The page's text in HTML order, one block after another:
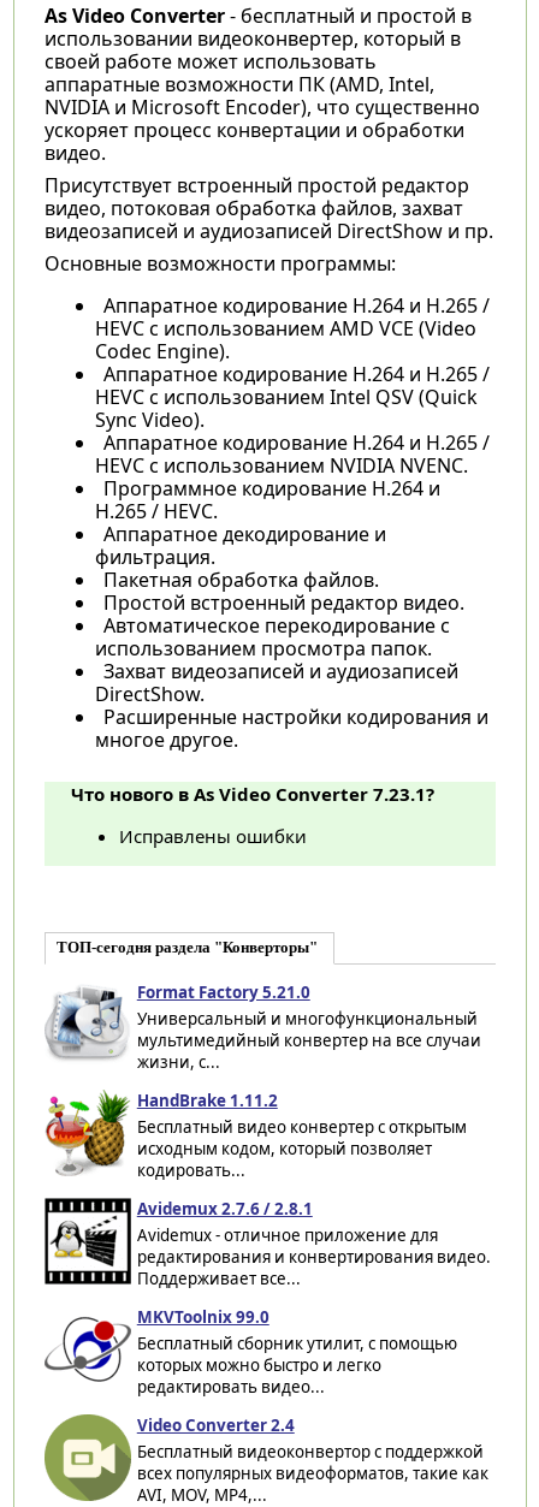
As Video Converter- бесплатный и простой в
использовании видеоконвертер, который в
своей работе может использовать
аппаратные возможности ПК (AMD, Intel,
NVIDIA и Microsoft Encoder), что существенно
ускоряет процесс конвертации и обработки
видео.
Присутствует встроенный простой редактор
видео, потоковая обработка файлов, захват
видеозаписей и аудиозаписей DirectShow и пр.
Основные возможности программы:
Аппаратное кодирование H.264 и H.265 /
HEVC с использованием AMD VCE (Video
Codec Engine).
Аппаратное кодирование H.264 и H.265 /
HEVC с использованием Intel QSV (Quick
Sync Video).
Аппаратное кодирование H.264 и H.265 /
HEVC с использованием NVIDIA NVENC.
Программное кодирование H.264 и
H.265 / HEVC.
Аппаратное декодирование и
фильтрация.
Пакетная обработка файлов.
Простой встроенный редактор видео.
Автоматическое перекодирование с
использованием просмотра папок.
Захват видеозаписей и аудиозаписей
DirectShow.
Расширенные настройки кодирования и
многое другое.
Что нового в As Video Converter 7.23.1?
Исправлены ошибки
ТОП-сегодня раздела "Конверторы"
Format Factory 5.21.0
Универсальный и многофункциональный
мультимедийный конвертер на все случаи
жизни, с...
HandBrake 1.11.2
Бесплатный видео конвертер с открытым
исходным кодом, который позволяет
кодировать...
Avidemux 2.7.6 / 2.8.1
Avidemux - отличное приложение для
редактирования и конвертирования видео.
Поддерживает все...
MKVToolnix 99.0
Бесплатный сборник утилит, с помощью
которых можно быстро и легко
редактировать видео...
Video Converter 2.4
Бесплатный видеоконвертор с поддержкой
всех популярных видеоформатов, такие как
AVI, MOV, MP4,...